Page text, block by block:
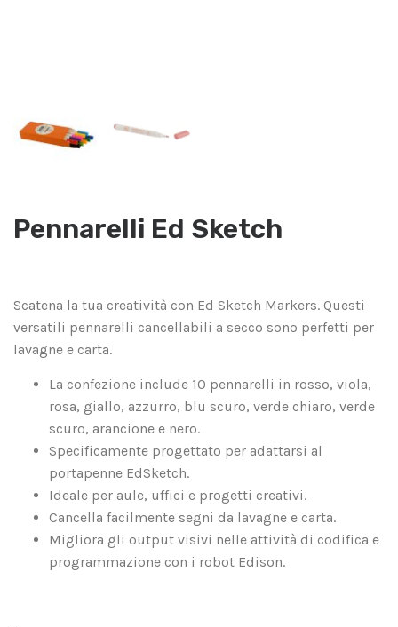
Pennarelli Ed Sketch
Scatena la tua creatività con Ed Sketch Markers. Questi
versatili pennarelli cancellabili a secco sono perfetti per
lavagne e carta.
La confezione include 10 pennarelli in rosso, viola,
rosa, giallo, azzurro, blu scuro, verde chiaro, verde
scuro, arancione e nero.
Specificamente progettato per adattarsi al
portapenne EdSketch.
Ideale per aule, uffici e progetti creativi.
Cancella facilmente segni da lavagne e carta.
Migliora gli output visivi nelle attività di codifica e
programmazione con i robot Edison.